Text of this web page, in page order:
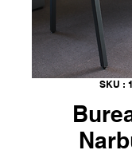
SKU :